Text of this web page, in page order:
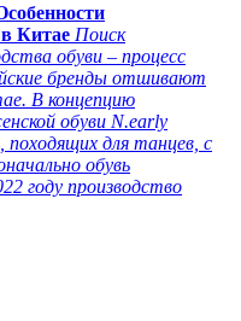
Китае Поиск
обуви – процесс
бренды отшивают
В концепцию
обуви N.early
походящих для танцев, с
обувь
году производство